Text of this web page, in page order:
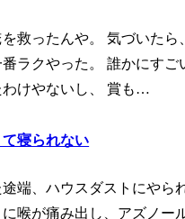
救ったんや。 気づいたら、
ラクやった。 誰かにすご
わけやないし、 賞も…
て寝られない
端、ハウスダストにやら
喉が痛み出し、アズノー